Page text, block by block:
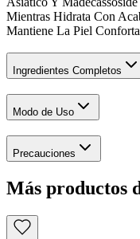
Mientras Hidrata Con
Mantiene La Piel
Ingredientes Completos
Modo de Uso
Precauciones
Más productos